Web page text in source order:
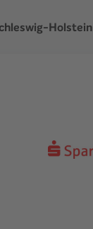
Holstein